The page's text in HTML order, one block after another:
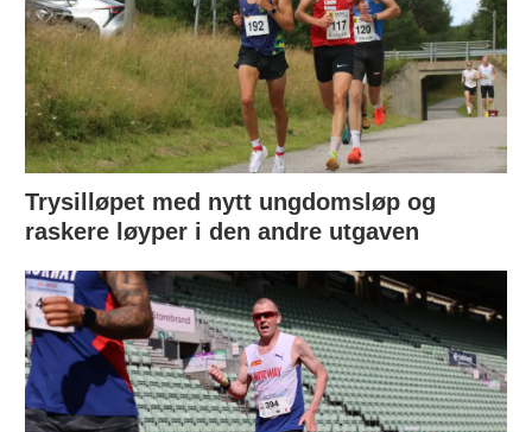
Trysilløpet med nytt ungdomsløp og
raskere løyper i den andre utgaven